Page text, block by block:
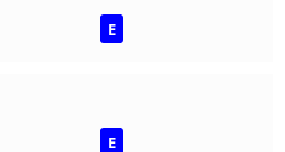
E
E